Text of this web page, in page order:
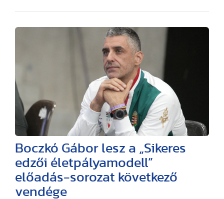
Boczkó Gábor lesz a „Sikeres
edzői életpályamodell”
előadás-sorozat következő
vendége